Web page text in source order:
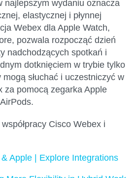
najlepszym wydaniu oznacza
elastycznej i płynnej
Webex dla Apple Watch,
pozwala rozpocząć dzień
nadchodzących spotkań i
dotknięciem w trybie tylko
słuchać i uczestniczyć w
za pomocą zegarka Apple
Cisco Webex i
Apple | Explore Integrations